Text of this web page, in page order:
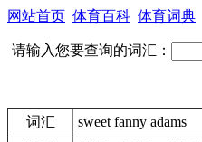
网站首页 体育百科 体育词典
请输入您要查询的词汇：
词汇
sweet fanny adams